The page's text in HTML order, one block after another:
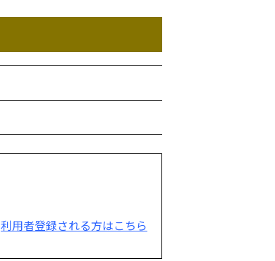
利用者登録される方はこちら